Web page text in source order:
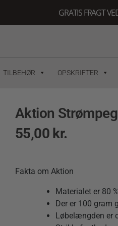
GRATIS FRAGT
TILBEHØR OPSKRIFTER
Aktion
55,00 kr.
Fakta om Aktion
Materialet er 80
Der er 100 gram
Løbelængden er